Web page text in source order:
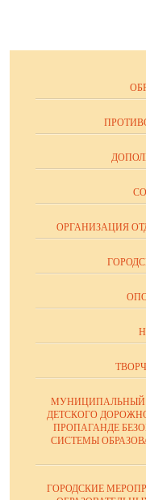
ОРГАНИЗАЦИЯ
МУНИЦИПАЛЬНЫЙ
ДЕТСКОГО
ПРОПАГАНДЕ
СИСТЕМЫ
ГОРОДСКИЕ